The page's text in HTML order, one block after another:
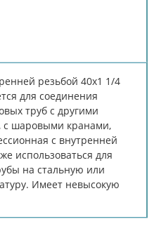
резьбой 40х1 1/4
для соединения
труб с другими
с шаровыми кранами,
с внутренней
использоваться для
на стальную или
Имеет невысокую